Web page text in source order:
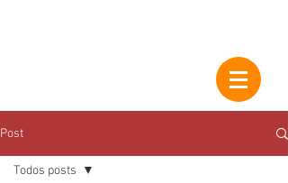
Post
Todos posts